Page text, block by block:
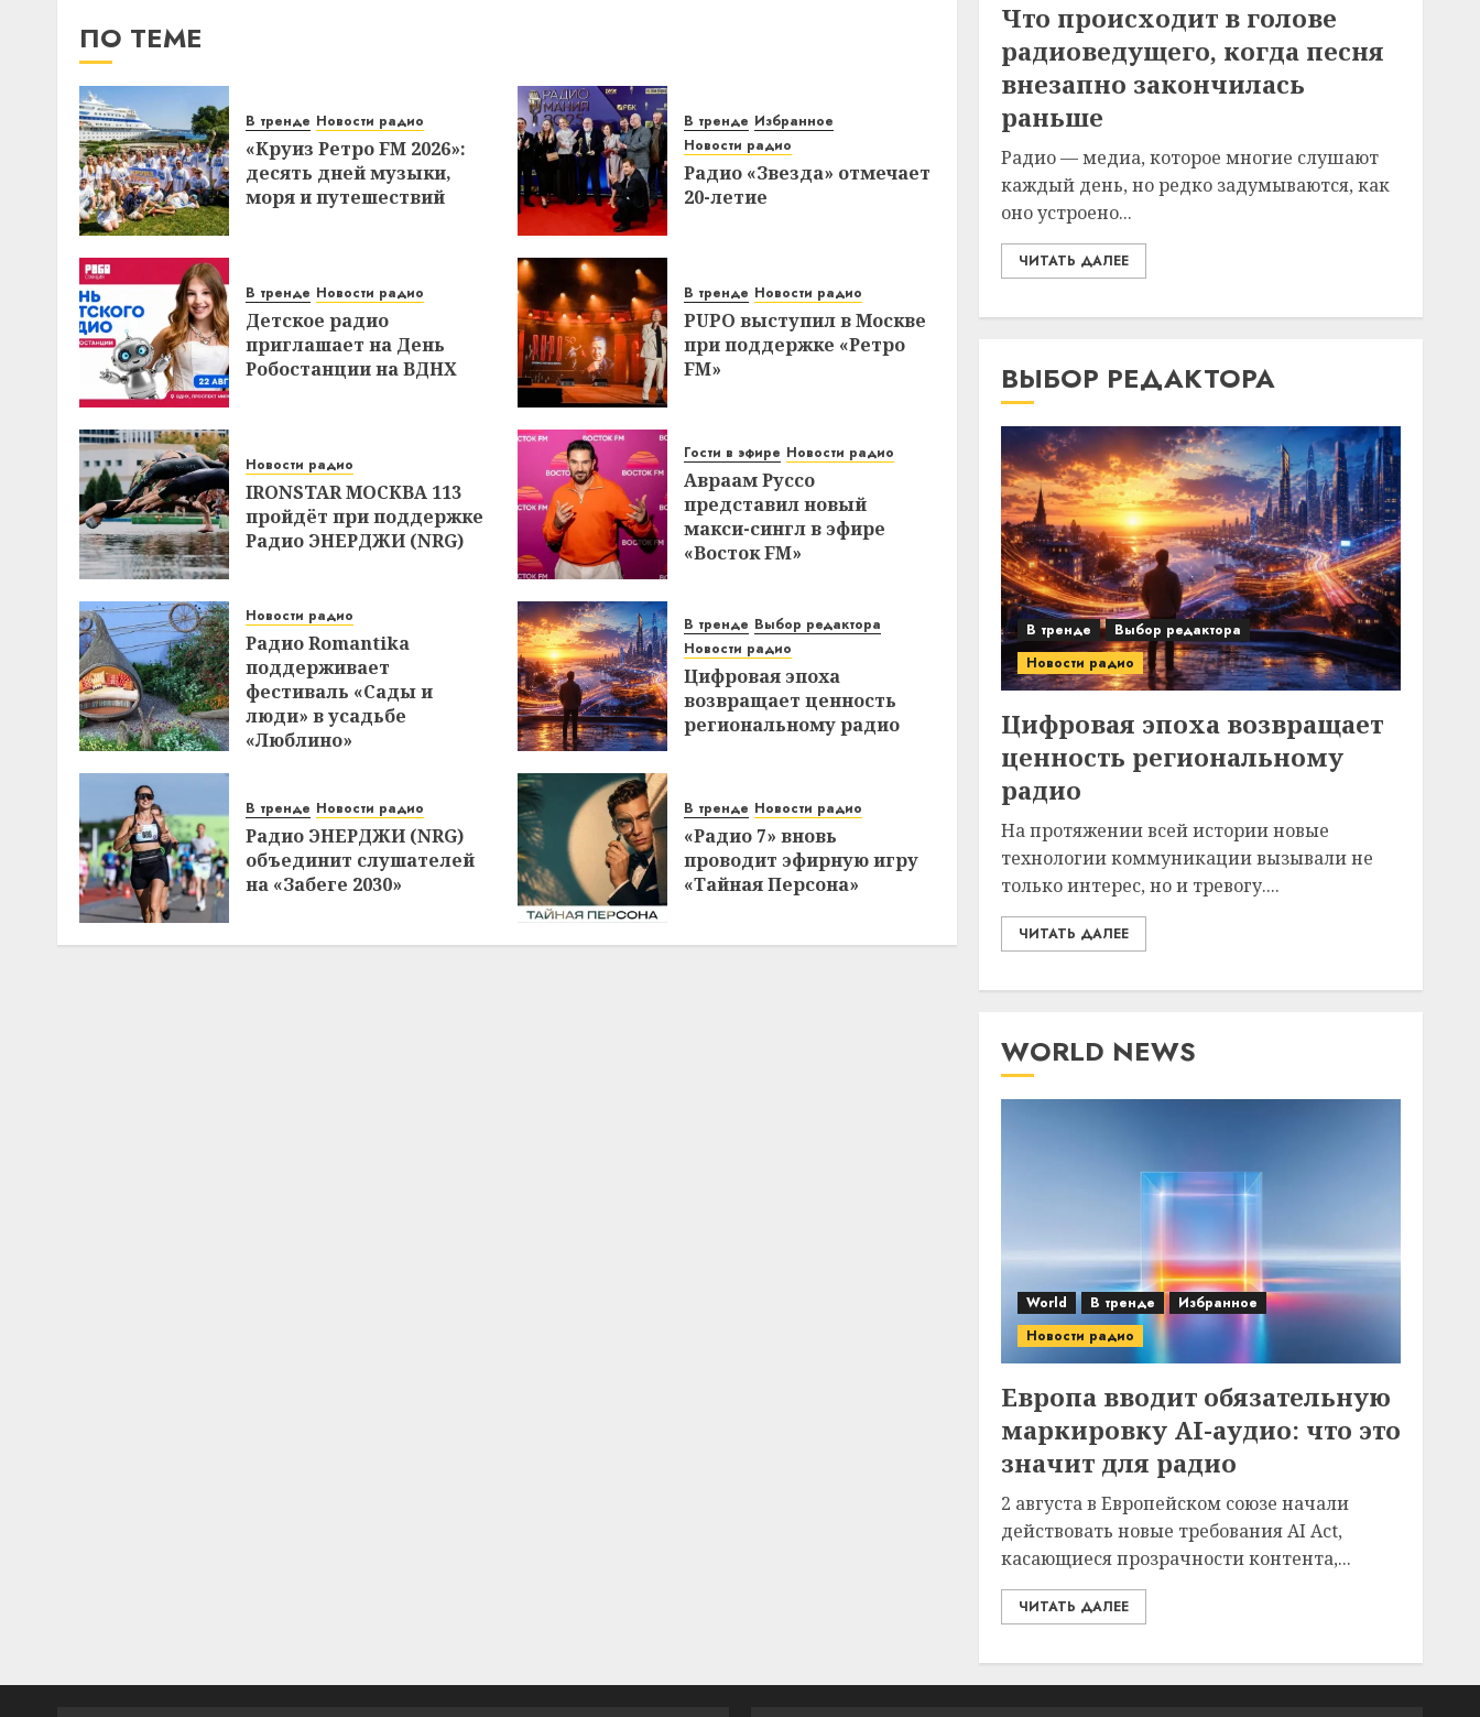
ПО ТЕМЕ
В тренде Новости радио
«Круиз Ретро FM 2026»:
десять дней музыки,
моря и путешествий
В тренде Избранное
Новости радио
Радио «Звезда» отмечает
20-летие
В тренде Новости радио
Детское радио
приглашает на День
Робостанции на ВДНХ
В тренде Новости радио
PUPO выступил в Москве
при поддержке «Ретро
FM»
Новости радио
IRONSTAR МОСКВА 113
пройдёт при поддержке
Радио ЭНЕРДЖИ (NRG)
Гости в эфире Новости радио
Авраам Руссо
представил новый
макси-сингл в эфире
«Восток FM»
Новости радио
Радио Romantika
поддерживает
фестиваль «Сады и
люди» в усадьбе
«Люблино»
В тренде Выбор редактора
Новости радио
Цифровая эпоха
возвращает ценность
региональному радио
В тренде Новости радио
Радио ЭНЕРДЖИ (NRG)
объединит слушателей
на «Забеге 2030»
В тренде Новости радио
«Радио 7» вновь
проводит эфирную игру
«Тайная Персона»
Что происходит в голове
радиоведущего, когда песня
внезапно закончилась
раньше
Радио — медиа, которое многие слушают
каждый день, но редко задумываются, как
оно устроено...
ЧИТАТЬ ДАЛЕЕ
ВЫБОР РЕДАКТОРА
В тренде
Выбор редактора
Новости радио
Цифровая эпоха возвращает
ценность региональному
радио
На протяжении всей истории новые
технологии коммуникации вызывали не
только интерес, но и тревогу....
ЧИТАТЬ ДАЛЕЕ
WORLD NEWS
World В тренде
Избранное
Новости радио
Европа вводит обязательную
маркировку AI-аудио: что это
значит для радио
2 августа в Европейском союзе начали
действовать новые требования AI Act,
касающиеся прозрачности контента,...
ЧИТАТЬ ДАЛЕЕ